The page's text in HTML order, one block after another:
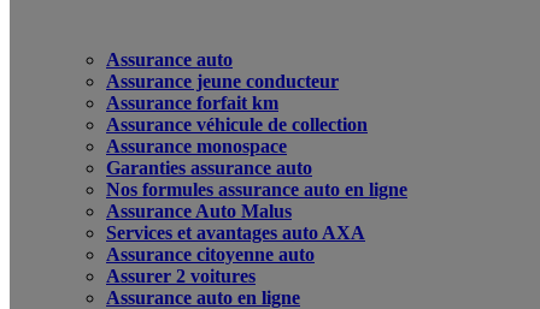
Assurance auto
Assurance jeune conducteur
Assurance forfait km
Assurance véhicule de collection
Assurance monospace
Garanties assurance auto
Nos formules assurance auto en ligne
Assurance Auto Malus
Services et avantages auto AXA
Assurance citoyenne auto
Assurer 2 voitures
Assurance auto en ligne